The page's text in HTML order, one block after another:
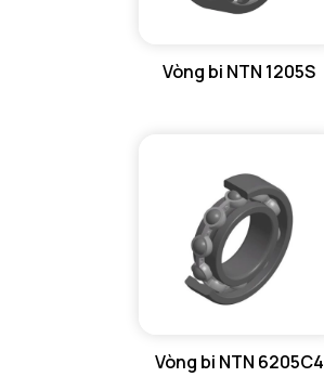
GỐI ĐỠ NTN
PHỤ KIỆN NTN
MÁY GIA NHIỆT NTN
Vòng bi NTN 1205S
Vòng bi NTN 6205C4